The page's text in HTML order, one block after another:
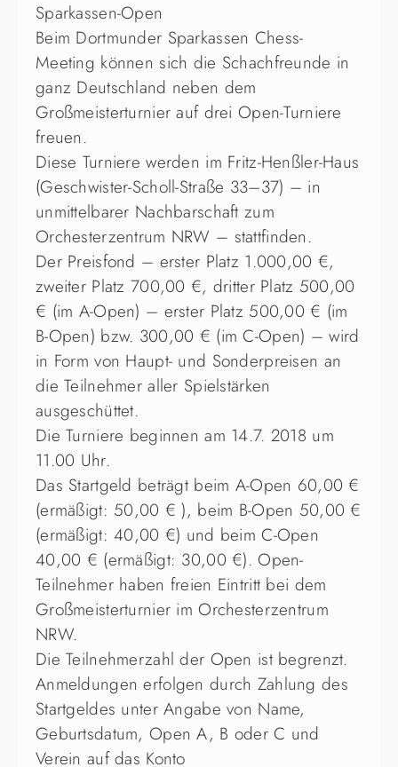
Sparkassen-Open
Beim Dortmunder Sparkassen Chess-
Meeting können sich die Schachfreunde in
ganz Deutschland neben dem
Großmeisterturnier auf drei Open-Turniere
freuen.
Diese Turniere werden im Fritz-Henßler-Haus
(Geschwister-Scholl-Straße 33–37) – in
unmittelbarer Nachbarschaft zum
Orchesterzentrum NRW – stattfinden.
Der Preisfond – erster Platz 1.000,00 €,
zweiter Platz 700,00 €, dritter Platz 500,00
€ (im A-Open) – erster Platz 500,00 € (im
B-Open) bzw. 300,00 € (im C-Open) – wird
in Form von Haupt- und Sonderpreisen an
die Teilnehmer aller Spielstärken
ausgeschüttet.
Die Turniere beginnen am 14.7. 2018 um
11.00 Uhr.
Das Startgeld beträgt beim A-Open 60,00 €
(ermäßigt: 50,00 € ), beim B-Open 50,00 €
(ermäßigt: 40,00 €) und beim C-Open
40,00 € (ermäßigt: 30,00 €). Open-
Teilnehmer haben freien Eintritt bei dem
Großmeisterturnier im Orchesterzentrum
NRW.
Die Teilnehmerzahl der Open ist begrenzt.
Anmeldungen erfolgen durch Zahlung des
Startgeldes unter Angabe von Name,
Geburtsdatum, Open A, B oder C und
Verein auf das Konto